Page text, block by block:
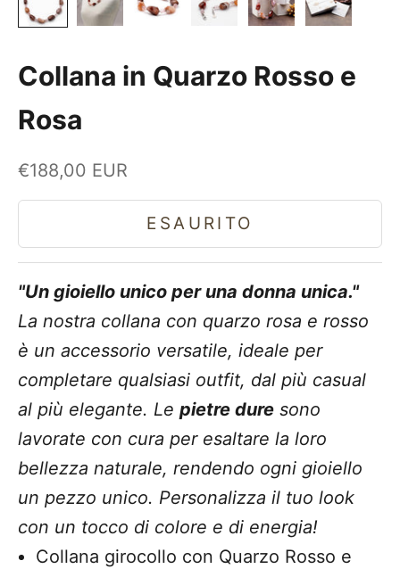
Collana in Quarzo Rosso e
Rosa
Prezzo scontato
€188,00 EUR
ESAURITO
"Un gioiello unico per una donna unica."
La nostra collana con quarzo rosa e rosso
è un accessorio versatile, ideale per
completare qualsiasi outfit, dal più casual
al più elegante. Le pietre dure sono
lavorate con cura per esaltare la loro
bellezza naturale, rendendo ogni gioiello
un pezzo unico. Personalizza il tuo look
con un tocco di colore e di energia!
Collana girocollo con Quarzo Rosso e